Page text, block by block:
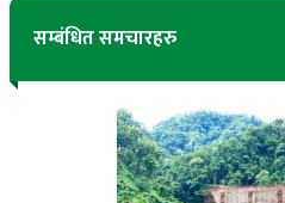
सम्बंधित समचारहरु